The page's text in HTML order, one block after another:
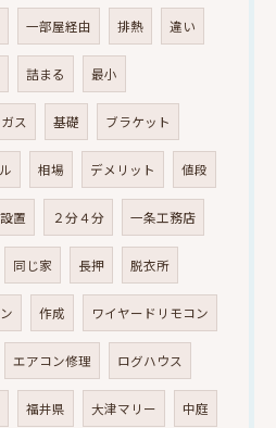
一部屋経由 排熱 違い
詰まる 最小
ス 基礎 ブラケット
相場 デメリット 値段
置 ２分４分 一条工務店
同じ家 長押 脱衣所
作成 ワイヤードリモコン
エアコン修理 ログハウス
福井県 大津マリー 中庭